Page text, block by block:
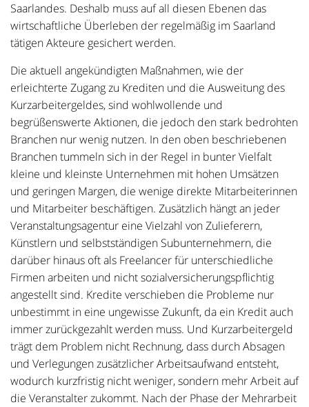
Saarlandes. Deshalb muss auf all diesen Ebenen das
wirtschaftliche Überleben der regelmäßig im Saarland
tätigen Akteure gesichert werden.
Die aktuell angekündigten Maßnahmen, wie der
erleichterte Zugang zu Krediten und die Ausweitung des
Kurzarbeitergeldes, sind wohlwollende und
begrüßenswerte Aktionen, die jedoch den stark bedrohten
Branchen nur wenig nutzen. In den oben beschriebenen
Branchen tummeln sich in der Regel in bunter Vielfalt
kleine und kleinste Unternehmen mit hohen Umsätzen
und geringen Margen, die wenige direkte Mitarbeiterinnen
und Mitarbeiter beschäftigen. Zusätzlich hängt an jeder
Veranstaltungsagentur eine Vielzahl von Zulieferern,
Künstlern und selbstständigen Subunternehmern, die
darüber hinaus oft als Freelancer für unterschiedliche
Firmen arbeiten und nicht sozialversicherungspflichtig
angestellt sind. Kredite verschieben die Probleme nur
unbestimmt in eine ungewisse Zukunft, da ein Kredit auch
immer zurückgezahlt werden muss. Und Kurzarbeitergeld
trägt dem Problem nicht Rechnung, dass durch Absagen
und Verlegungen zusätzlicher Arbeitsaufwand entsteht,
wodurch kurzfristig nicht weniger, sondern mehr Arbeit auf
die Veranstalter zukommt. Nach der Phase der Mehrarbeit